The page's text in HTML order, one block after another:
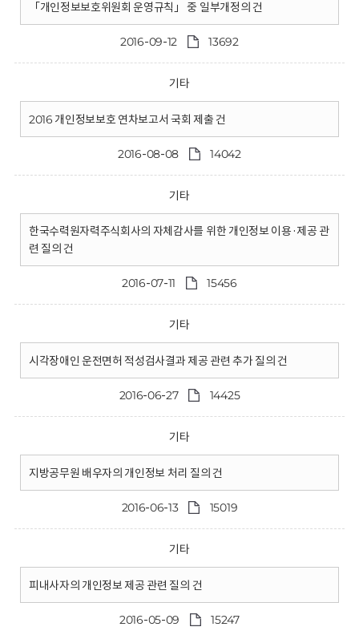
「개인정보보호위원회 운영규칙」 중 일부개정의 건
2016-09-12 13692
기타
2016 개인정보보호 연차보고서 국회 제출 건
2016-08-08 14042
기타
한국수력원자력주식회사의 자체감사를 위한 개인정보 이용·제공 관
련 질의 건
2016-07-11 15456
기타
시각장애인 운전면허 적성검사결과 제공 관련 추가 질의 건
2016-06-27 14425
기타
지방공무원 배우자의 개인정보 처리 질의 건
2016-06-13 15019
기타
피내사자의 개인정보 제공 관련 질의 건
2016-05-09 15247